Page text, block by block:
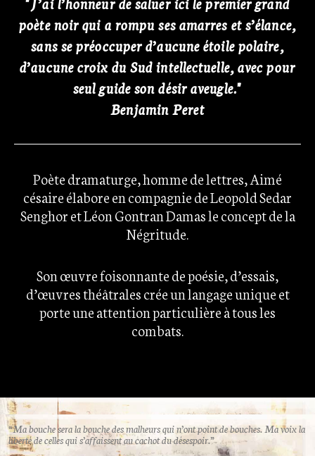
poète noir qui a rompu ses amarres et s’élance,
sans se préoccuper d’aucune étoile polaire,
d’aucune croix du Sud intellectuelle, avec pour
seul guide son désir aveugle."
Benjamin Peret
Poète dramaturge, homme de lettres, Aimé
césaire élabore en compagnie de Leopold Sedar
Senghor et Léon Gontran Damas le concept de la
Négritude.
Son œuvre foisonnante de poésie, d’essais,
d’œuvres théâtrales crée un langage unique et
porte une attention particulière à tous les
combats.
“Ma bouche sera la bouche des malheurs qui n’ont point de bouches. Ma voix la
liberté de celles qui s’affaissent au cachot du désespoir.”